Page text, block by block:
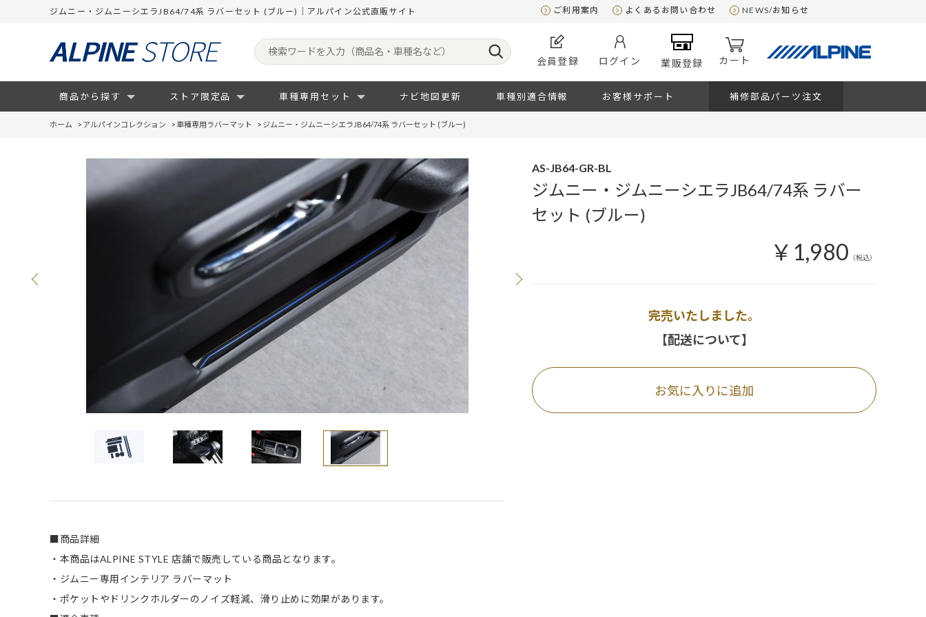
ジムニー・ジムニーシエラJB64/74系 ラバーセット (ブルー)｜アルパイン公式直販サイト ご利用案内 よくあるお問い合わせ NEWS/お知らせ
会員登録 ログイン 業販登録 カート
商品から探す ストア限定品 車種専用セット ナビ地図更新 車種別適合情報 お客様サポート 補修部品パーツ注文
ホーム > アルパインコレクション >車種専用ラバーマット > ジムニー・ジムニーシエラJB64/74系 ラバーセット (ブルー)
■商品詳細
・本商品はALPINE STYLE 店舗で販売している商品となります。
・ジムニー専用インテリア ラバーマット
・ポケットやドリンクホルダーのノイズ軽減、滑り止めに効果があります。
AS-JB64-GR-BL
ジムニー・ジムニーシエラJB64/74系 ラバー
セット (ブルー)
￥1,980 （税込）
完売いたしました。
【配送について】
お気に入りに追加